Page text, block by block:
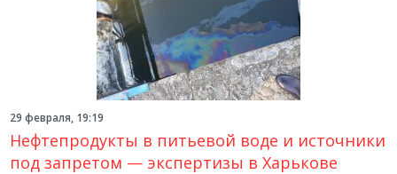
29 февраля, 19:19
Нефтепродукты в питьевой воде и источники
под запретом — экспертизы в Харькове